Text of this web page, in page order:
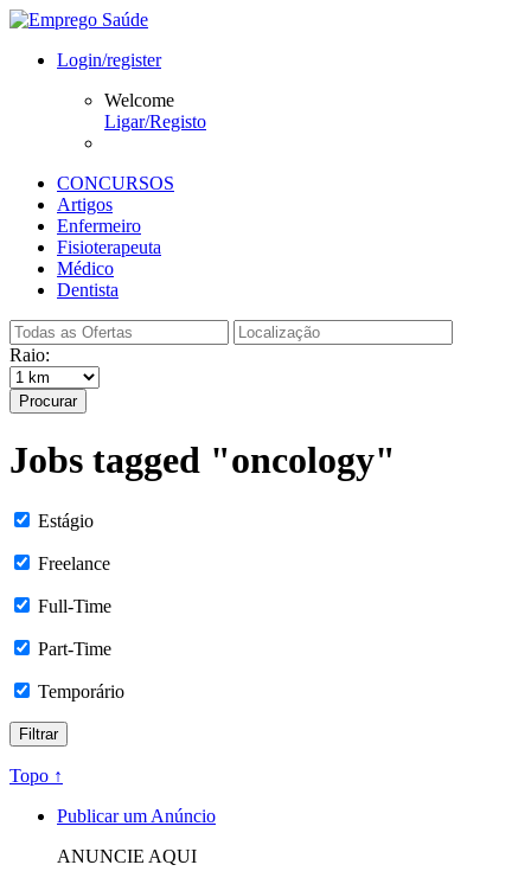
Login/register
Welcome
Ligar/Registo
CONCURSOS
Artigos
Enfermeiro
Fisioterapeuta
Médico
Dentista
Raio:
Procurar
Jobs tagged "oncology"
Estágio
Freelance
Full-Time
Part-Time
Temporário
Topo ↑
Publicar um Anúncio
ANUNCIE AQUI